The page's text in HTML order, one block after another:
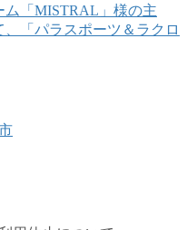
ム「MISTRAL」様の主
「パラスポーツ＆ラクロ